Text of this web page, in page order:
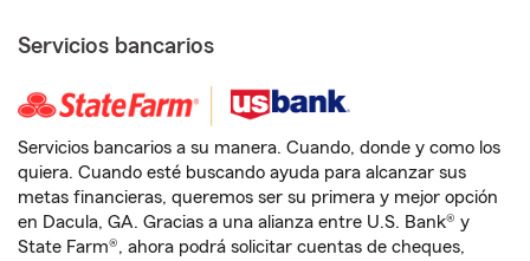
Servicios bancarios
Servicios bancarios a su manera. Cuando, donde y como los
quiera. Cuando esté buscando ayuda para alcanzar sus
metas financieras, queremos ser su primera y mejor opción
en Dacula, GA. Gracias a una alianza entre U.S. Bank® y
State Farm®, ahora podrá solicitar cuentas de cheques,